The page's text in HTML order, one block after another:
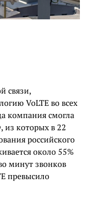
связи,
VoLTE во всех
компания смогла
из которых в 22
российского
около 55%
минут звонков
превысило